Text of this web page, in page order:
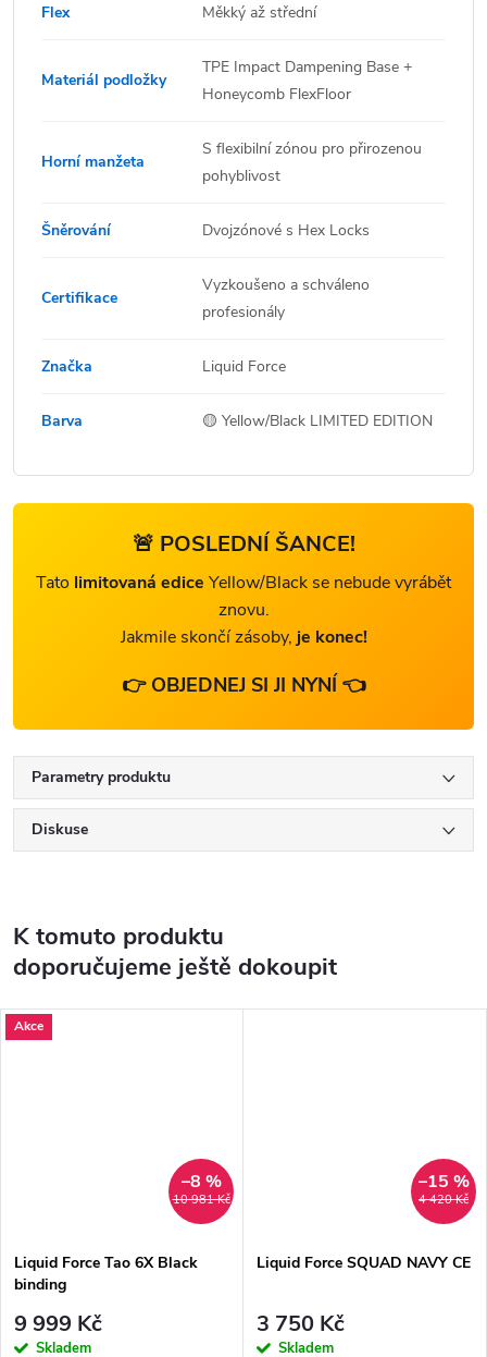
Flex Měkký až střední
Materiál podložky
TPE Impact Dampening Base +
Honeycomb FlexFloor
Horní manžeta
S flexibilní zónou pro přirozenou
pohyblivost
Šněrování Dvojzónové s Hex Locks
Certifikace
Vyzkoušeno a schváleno
profesionály
Značka Liquid Force
Barva 🟡 Yellow/Black LIMITED EDITION
🚨 POSLEDNÍ ŠANCE!
Tato limitovaná edice Yellow/Black se nebude vyrábět
znovu.
Jakmile skončí zásoby, je konec!
👉 OBJEDNEJ SI JI NYNÍ 👈
Parametry produktu
Diskuse
K tomuto produktu
doporučujeme ještě dokoupit
Akce
10 981 Kč
–8 %
Liquid Force Tao 6X Black
binding
9 999 Kč
Skladem
4 420 Kč
–15 %
Liquid Force SQUAD NAVY CE
3 750 Kč
Skladem